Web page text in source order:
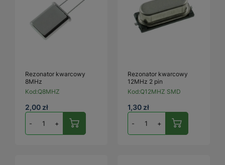
Rezonator kwarcowy
8MHz
Kod:Q8MHZ
2,00 zł
- +
Rezonator kwarcowy
12MHz 2 pin
Kod:Q12MHZ SMD
1,30 zł
- +